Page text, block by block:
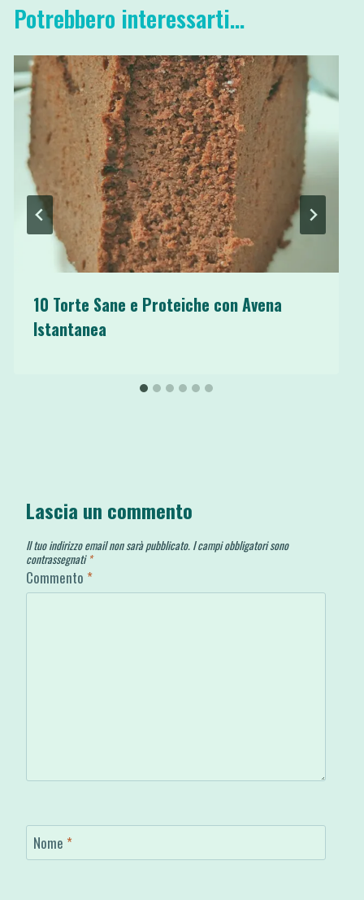
Potrebbero interessarti...
10 Torte Sane e Proteiche con Avena
Istantanea
Lascia un commento
Il tuo indirizzo email non sarà pubblicato. I campi obbligatori sono
contrassegnati *
Commento *
Nome *